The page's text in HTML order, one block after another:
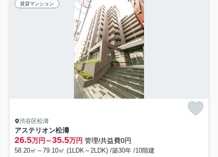
賃貸マンション
渋谷区松濤
アステリオン松濤
26.5万円～35.5万円 管理/共益費0円
58.20㎡～79.10㎡ (1LDK～2LDK) /築30年 /10階建